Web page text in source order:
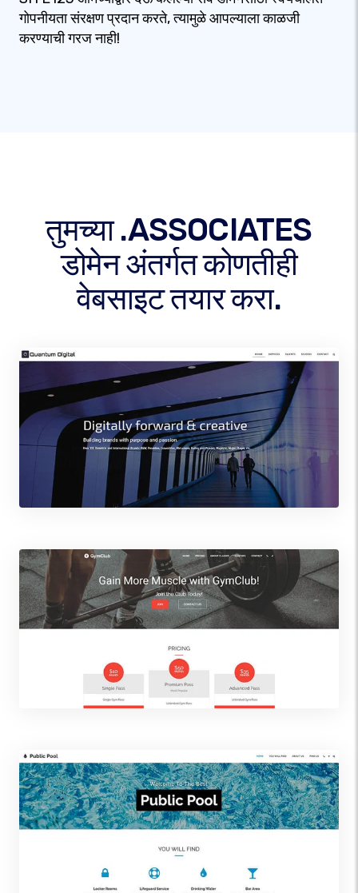
गोपनीयता संरक्षण प्रदान करते, त्यामुळे आपल्याला काळजी
करण्याची गरज नाही!
तुमच्या .ASSOCIATES
डोमेन अंतर्गत कोणतीही
वेबसाइट तयार करा.